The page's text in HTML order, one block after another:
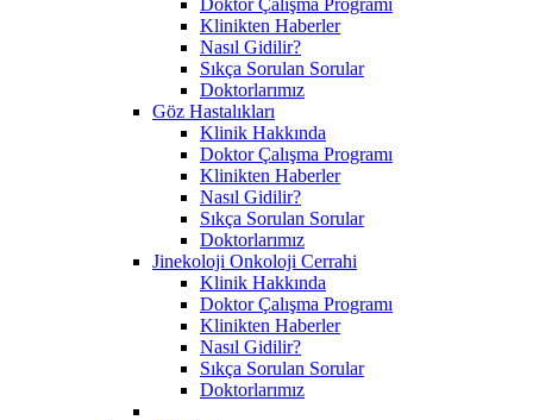
Klinikten Haberler
Nasıl Gidilir?
Sıkça Sorulan Sorular
Doktorlarımız
Göz Hastalıkları
Klinik Hakkında
Doktor Çalışma Programı
Klinikten Haberler
Nasıl Gidilir?
Sıkça Sorulan Sorular
Doktorlarımız
Jinekoloji Onkoloji Cerrahi
Klinik Hakkında
Doktor Çalışma Programı
Klinikten Haberler
Nasıl Gidilir?
Sıkça Sorulan Sorular
Doktorlarımız